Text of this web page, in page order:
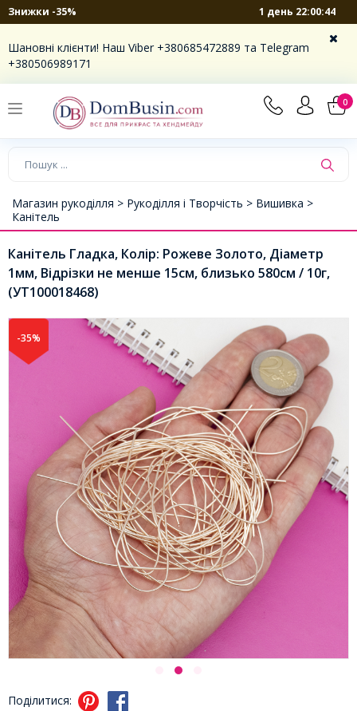
Знижки -35% 1 день 22:00:43
Шановні клієнти! Наш Viber +380685472889 та Telegram
+380506989171
0
Магазин рукоділля > Рукоділля і Творчість > Вишивка >
Канітель
Канітель Гладка, Колір: Рожеве Золото, Діаметр
1мм, Відрізки не менше 15см, близько 580см / 10г,
(УТ100018468)
-35%
Поділитися: